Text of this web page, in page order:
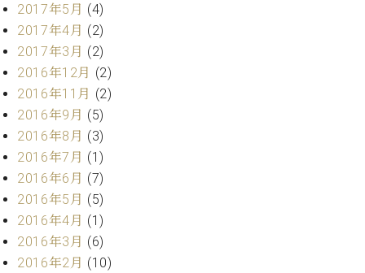
2017年5月 (4)
2017年4月 (2)
2017年3月 (2)
2016年12月 (2)
2016年11月 (2)
2016年9月 (5)
2016年8月 (3)
2016年7月 (1)
2016年6月 (7)
2016年5月 (5)
2016年4月 (1)
2016年3月 (6)
2016年2月 (10)